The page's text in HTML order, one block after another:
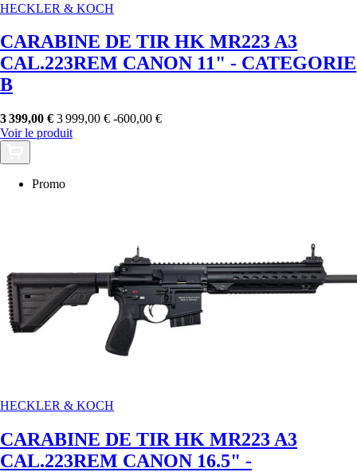
HECKLER & KOCH
CARABINE DE TIR HK MR223 A3
CAL.223REM CANON 11" - CATEGORIE
B
3 399,00 € 3 999,00 € -600,00 €
Voir le produit
Promo
HECKLER & KOCH
CARABINE DE TIR HK MR223 A3
CAL.223REM CANON 16.5" -